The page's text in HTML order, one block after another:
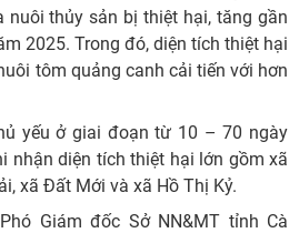
nuôi thủy sản bị thiệt hại, tăng gần
2025. Trong đó, diện tích thiệt hại
tôm quảng canh cải tiến với hơn
yếu ở giai đoạn từ 10 – 70 ngày
nhận diện tích thiệt hại lớn gồm xã
xã Đất Mới và xã Hồ Thị Kỷ.
Giám đốc Sở NN&MT tỉnh Cà